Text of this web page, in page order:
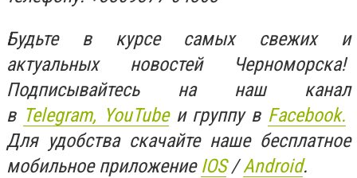
Будьте в курсе самых свежих и
актуальных новостей Черноморска!
Подписывайтесь на наш канал
в Telegram, YouTubeи группу в Facebook.
Для удобства скачайте наше бесплатное
мобильное приложение IOS/Android.